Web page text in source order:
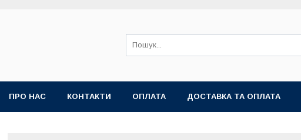
ПРО НАС КОНТАКТИ ОПЛАТА ДОСТАВКА ТА ОПЛАТА